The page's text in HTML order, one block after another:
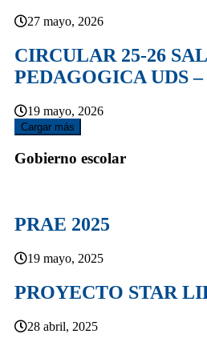
27 mayo, 2026
CIRCULAR 25-26
PEDAGOGICA UDS
19 mayo, 2026
Cargar más
Gobierno escolar
PRAE 2025
19 mayo, 2025
PROYECTO STAR
28 abril, 2025